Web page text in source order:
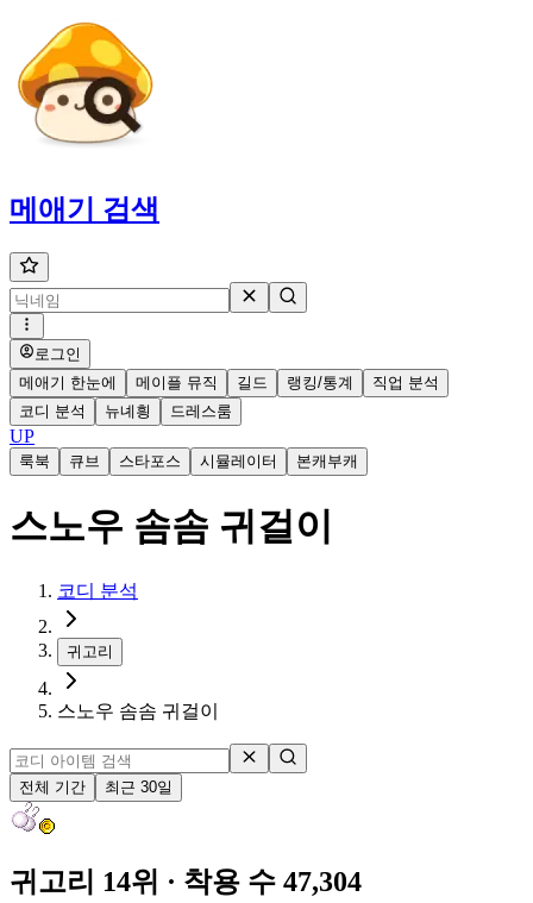
메애기 검색
로그인
메애기 한눈에
메이플 뮤직 길드 랭킹/통계
직업 분석
코디 분석
뉴녜힁 드레스룸
UP
룩북 큐브 스타포스 시뮬레이터 본캐부캐
스노우 솜솜 귀걸이
코디 분석
귀고리
스노우 솜솜 귀걸이
전체 기간 최근 30일
귀고리 14위 · 착용 수 47,304